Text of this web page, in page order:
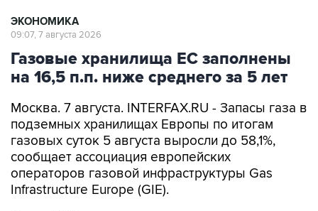
ЭКОНОМИКА
09:07, 7 августа 2026
Газовые хранилища ЕС заполнены
на 16,5 п.п. ниже среднего за 5 лет
Москва. 7 августа. INTERFAX.RU - Запасы газа в
подземных хранилищах Европы по итогам
газовых суток 5 августа выросли до 58,1%,
сообщает ассоциация европейских
операторов газовой инфраструктуры Gas
Infrastructure Europe (GIE).